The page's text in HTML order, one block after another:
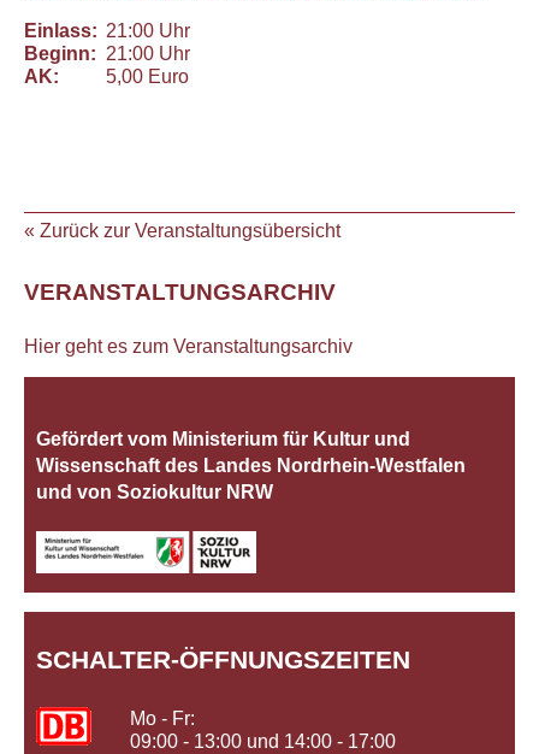
Einlass: 21:00 Uhr
Beginn: 21:00 Uhr
AK:
5,00 Euro
« Zurück zur Veranstaltungsübersicht
VERANSTALTUNGSARCHIV
Hier geht es zum Veranstaltungsarchiv
Gefördert vom Ministerium für Kultur und
Wissenschaft des Landes Nordrhein‐Westfalen
und von Soziokultur NRW
SCHALTER-ÖFFNUNGSZEITEN
Mo - Fr:
09:00 - 13:00 und 14:00 - 17:00